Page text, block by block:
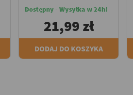
Dostępny - Wysyłka w 24h!
21,99 zł
DODAJ DO KOSZYKA